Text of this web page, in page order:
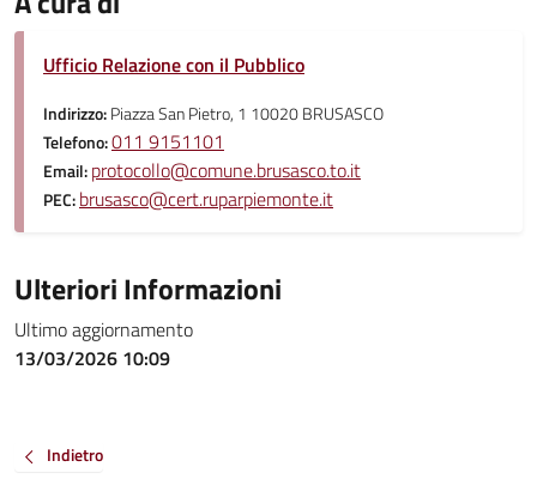
Ufficio Relazione con il Pubblico
Indirizzo:Piazza San Pietro, 1 10020 BRUSASCO
Telefono:011 9151101
Email:protocollo@comune.brusasco.to.it
PEC:brusasco@cert.ruparpiemonte.it
Ulteriori Informazioni
Ultimo aggiornamento
13/03/2026 10:09
Indietro